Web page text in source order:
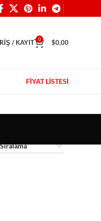
/ KAYIT 0 $0,00
FİYAT LİSTESİ